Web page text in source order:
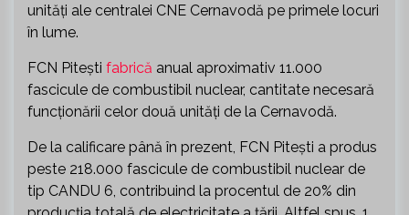
unități ale centralei CNE Cernavodă pe primele locuri
în lume.
FCN Pitești fabrică anual aproximativ 11.000
fascicule de combustibil nuclear, cantitate necesară
funcționării celor două unități de la Cernavodă.
De la calificare până în prezent, FCN Pitești a produs
peste 218.000 fascicule de combustibil nuclear de
tip CANDU 6, contribuind la procentul de 20% din